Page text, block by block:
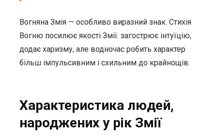
Вогняна Змія — особливо виразний знак. Стихія
Вогню посилює якості Змії: загострює інтуїцію,
додає харизму, але водночас робить характер
більш імпульсивним і схильним до крайнощів.
Характеристика людей,
народжених у рік Змії